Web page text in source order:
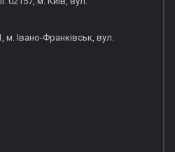
м. Івано-Франківськ, вул.